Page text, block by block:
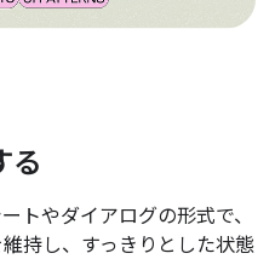
る
トやダイアログの形式で、
持し、すっきりとした状態